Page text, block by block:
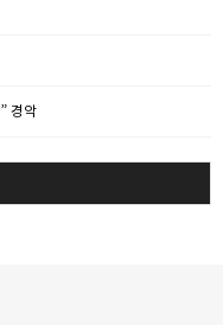
경악